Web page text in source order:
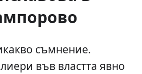
съмнение.
във властта явно